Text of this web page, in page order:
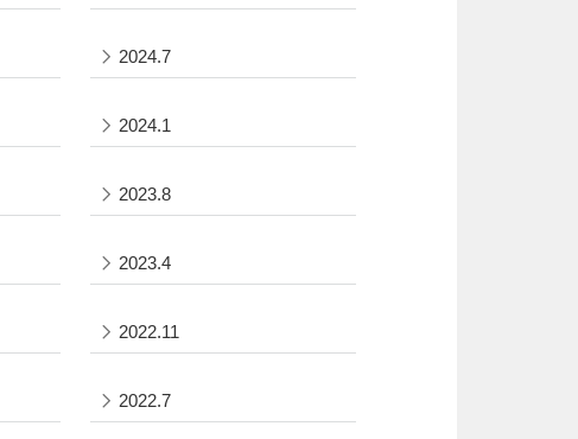
2024.7
2024.1
2023.8
2023.4
2022.11
2022.7